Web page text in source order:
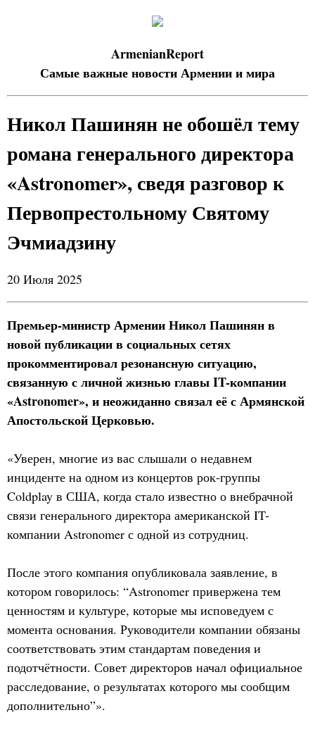
ArmenianReport
Самые важные новости Армении и мира
Никол Пашинян не обошёл тему
романа генерального директора
«Astronomer», сведя разговор к
Первопрестольному Святому
Эчмиадзину
20 Июля 2025
Премьер-министр Армении Никол Пашинян в
новой публикации в социальных сетях
прокомментировал резонансную ситуацию,
связанную с личной жизнью главы IT-компании
«Astronomer», и неожиданно связал её с Армянской
Апостольской Церковью.
«Уверен, многие из вас слышали о недавнем
инциденте на одном из концертов рок-группы
Coldplay в США, когда стало известно о внебрачной
связи генерального директора американской IT-
компании Astronomer с одной из сотрудниц.
После этого компания опубликовала заявление, в
котором говорилось: “Astronomer привержена тем
ценностям и культуре, которые мы исповедуем с
момента основания. Руководители компании обязаны
соответствовать этим стандартам поведения и
подотчётности. Совет директоров начал официальное
расследование, о результатах которого мы сообщим
дополнительно”».